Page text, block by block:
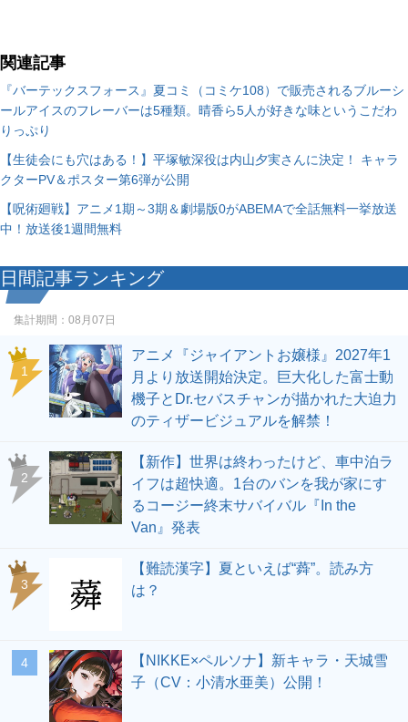
関連記事
『バーテックスフォース』夏コミ（コミケ108）で販売されるブルーシ
ールアイスのフレーバーは5種類。晴香ら5人が好きな味というこだわ
りっぷり
【生徒会にも穴はある！】平塚敏深役は内山夕実さんに決定！ キャラ
クターPV＆ポスター第6弾が公開
【呪術廻戦】アニメ1期～3期＆劇場版0がABEMAで全話無料一挙放送
中！放送後1週間無料
日間記事ランキング
集計期間： 08月07日
1
アニメ『ジャイアントお嬢様』2027年1
月より放送開始決定。巨大化した富士動
機子とDr.セバスチャンが描かれた大迫力
のティザービジュアルを解禁！
2
【新作】世界は終わったけど、車中泊ラ
イフは超快適。1台のバンを我が家にす
るコージー終末サバイバル『In the
Van』発表
3
【難読漢字】夏といえば“蕣”。読み方
は？
4
【NIKKE×ペルソナ】新キャラ・天城雪
子（CV：小清水亜美）公開！